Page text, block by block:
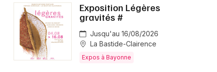
Exposition Légères
gravités #
Jusqu'au 16/08/2026
La Bastide-Clairence
Expos à Bayonne